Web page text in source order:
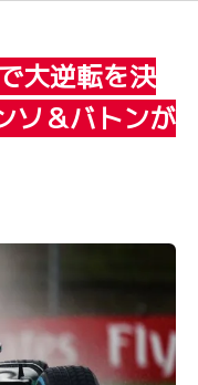
大逆転を決
ソ＆バトンが